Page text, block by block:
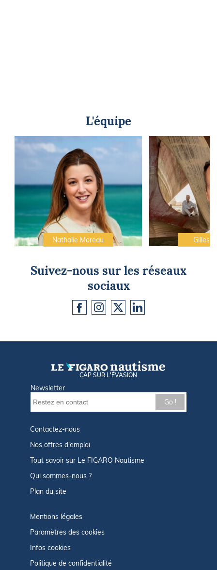
L'équipe
Nathalie Moreau Gilles
Suivez-nous sur les réseaux
sociaux
CAP SUR L'ÉVASION
Newsletter
Go !
Contactez-nous
Nos offres d'emploi
Tout savoir sur Le FIGARO Nautisme
Qui sommes-nous ?
Plan du site
Mentions légales
Paramètres des cookies
Infos cookies
Politique de confidentialité